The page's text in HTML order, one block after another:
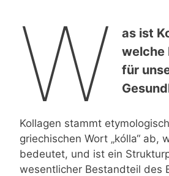
W
as ist
welche
für
Kollagen stammt
griechischen Wort „kólla“ ab,
bedeutet, und ist ein
wesentlicher Bestandteil des